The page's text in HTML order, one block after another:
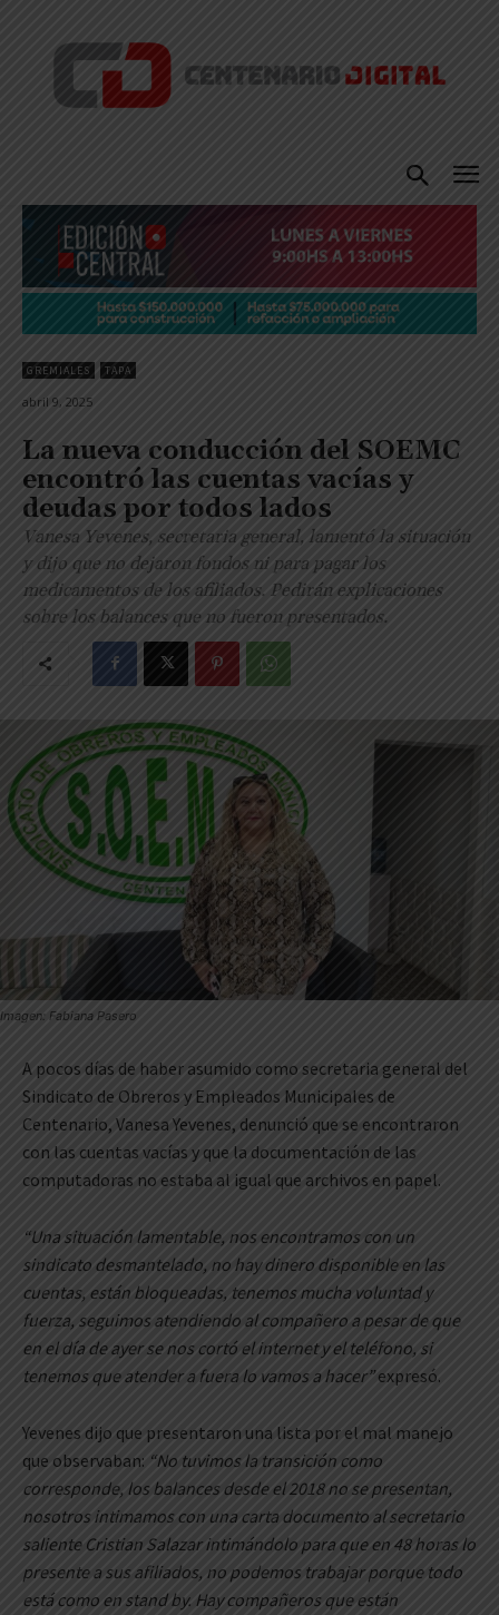
GREMIALES TAPA
abril 9, 2025
La nueva conducción del SOEMC
encontró las cuentas vacías y
deudas por todos lados
Vanesa Yevenes, secretaria general, lamentó la situación
y dijo que no dejaron fondos ni para pagar los
medicamentos de los afiliados. Pedirán explicaciones
sobre los balances que no fueron presentados.
Imagen: Fabiana Pasero
A pocos días de haber asumido como secretaria general del
Sindicato de Obreros y Empleados Municipales de
Centenario, Vanesa Yevenes, denunció que se encontraron
con las cuentas vacías y que la documentación de las
computadoras no estaba al igual que archivos en papel.
“Una situación lamentable, nos encontramos con un
sindicato desmantelado, no hay dinero disponible en las
cuentas, están bloqueadas, tenemos mucha voluntad y
fuerza, seguimos atendiendo al compañero a pesar de que
en el día de ayer se nos cortó el internet y el teléfono, si
tenemos que atender a fuera lo vamos a hacer”expresó.
Yevenes dijo que presentaron una lista por el mal manejo
que observaban: “No tuvimos la transición como
corresponde, los balances desde el 2018 no se presentan,
nosotros intimamos con una carta documento al secretario
saliente Cristian Salazar intimándolo para que en 48 horas lo
presente a sus afiliados, no podemos trabajar porque todo
está como en stand by. Hay compañeros que están